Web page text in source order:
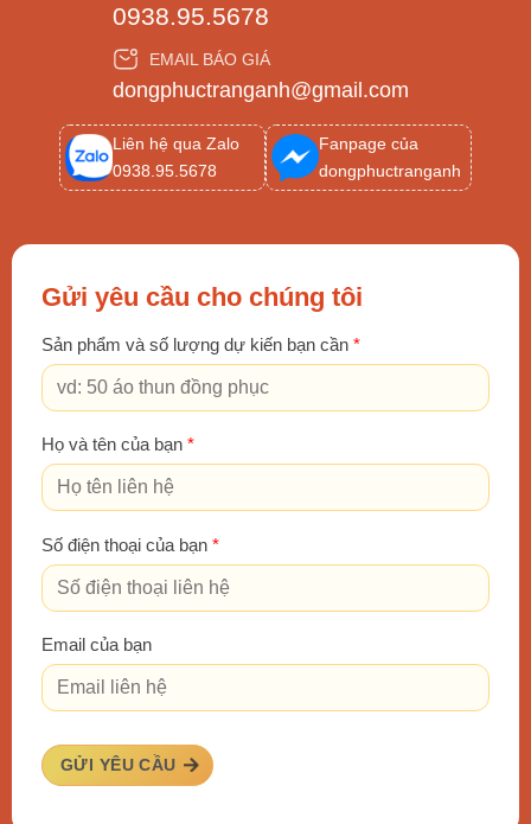
0938.95.5678
EMAIL BÁO GIÁ
dongphuctranganh@gmail.com
Liên hệ qua Zalo
0938.95.5678
Fanpage của
dongphuctranganh
Gửi yêu cầu cho chúng tôi
Sản phẩm và số lượng dự kiến bạn cần *
Họ và tên của bạn *
Số điện thoại của bạn *
Email của bạn
GỬI YÊU CẦU